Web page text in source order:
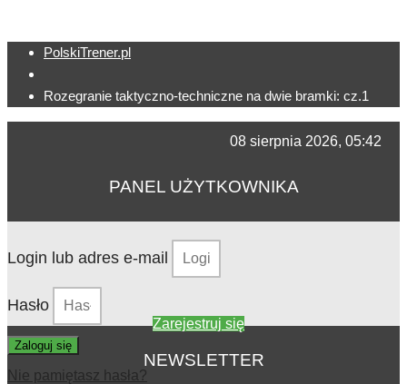
PolskiTrener.pl
Rozegranie taktyczno-techniczne na dwie bramki: cz.1
08 sierpnia 2026, 05:42
PANEL UŻYTKOWNIKA
Login lub adres e-mail
Hasło
Zaloguj się
Nie pamiętasz hasła?
Zarejestruj się
NEWSLETTER